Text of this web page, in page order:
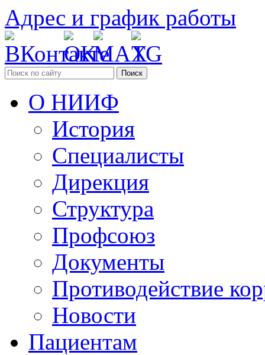
Адрес и график работы
Поиск
О НИИФ
История
Специалисты
Дирекция
Структура
Профсоюз
Документы
Противодействие
Новости
Пациентам